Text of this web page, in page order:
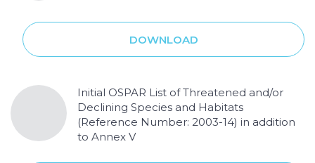
DOWNLOAD
Initial OSPAR List of Threatened and/or
Declining Species and Habitats
(Reference Number: 2003-14) in addition
to Annex V